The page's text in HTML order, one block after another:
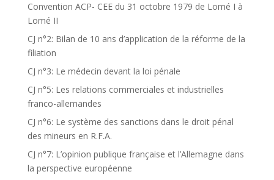
Convention ACP- CEE du 31 octobre 1979 de Lomé I à
Lomé II
CJ n°2: Bilan de 10 ans d’application de la réforme de la
filiation
CJ n°3: Le médecin devant la loi pénale
CJ n°5: Les relations commerciales et industrielles
franco-allemandes
CJ n°6: Le système des sanctions dans le droit pénal
des mineurs en R.F.A.
CJ n°7: L’opinion publique française et l’Allemagne dans
la perspective européenne